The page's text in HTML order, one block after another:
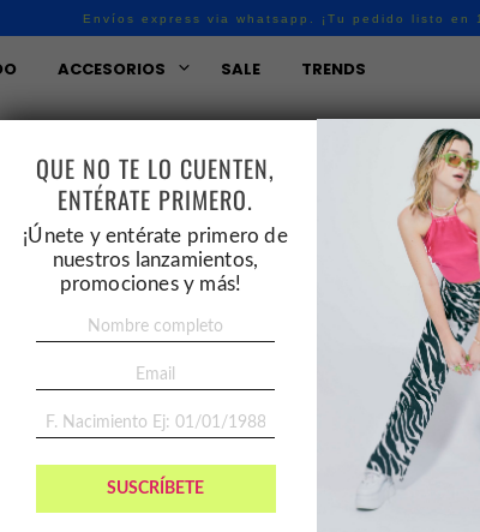
Envíos express via whatsapp. ¡Tu pedido listo en
ACCESORIOS SALE TRENDS
SKU:
S/
Maxi
QUE NO TE LO CUENTEN,
ENTÉRATE PRIMERO.
¡Únete y entérate primero de
nuestros lanzamientos,
promociones y más!